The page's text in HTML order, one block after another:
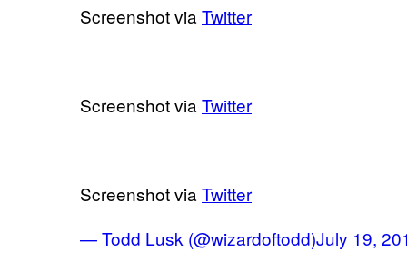
Screenshot via Twitter
Screenshot via Twitter
Screenshot via Twitter
— Todd Lusk (@wizardoftodd)July 19,